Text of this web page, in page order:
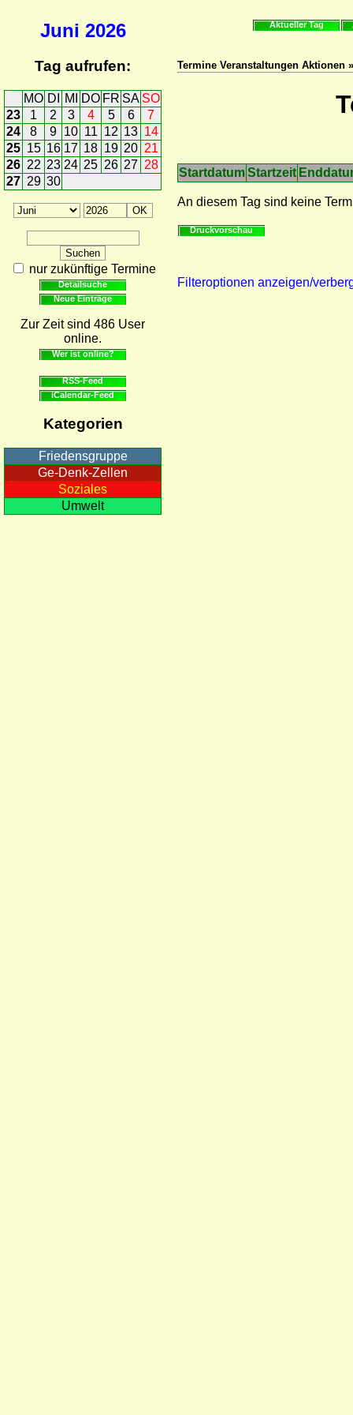
Juni 2026
Tag aufrufen:
MO DI MI DO FR SA SO
23
1 2 3 4 5 6
7
24
8 9 10 11 12 13 14
25 15 16 17 18 19 20 21
26 22 23 24 25 26 27 28
27 29 30
nur zukünftige Termine
Detailsuche
Neue Einträge
Zur Zeit sind 486 User
online.
Wer ist online?
RSS-Feed
iCalendar-Feed
Kategorien
Friedensgruppe
Ge-Denk-Zellen
Soziales
Umwelt
Aktueller Tag
Termine Veranstaltungen Aktionen
StartdatumStartzeit
An diesem Tag sind keine
Druckvorschau
Filteroptionen anzeigen/